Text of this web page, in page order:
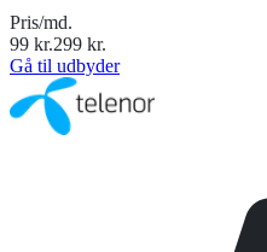
Pris/md.
99 kr.299 kr.
Gå til udbyder